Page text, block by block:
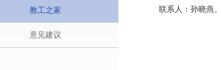
教工之家
意见建议
联系人：孙晓燕